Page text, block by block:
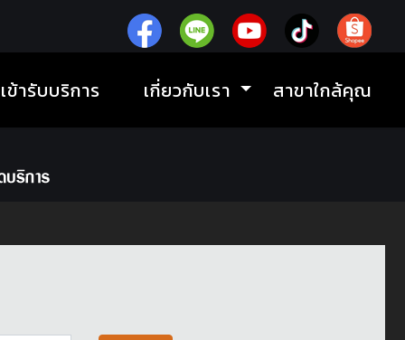
ข้ารับบริการ เกี่ยวกับเรา สาขาใกล้คุณ